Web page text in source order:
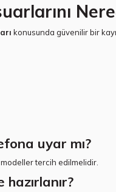
konusunda güvenilir bir
uyar mı?
tercih edilmelidir.